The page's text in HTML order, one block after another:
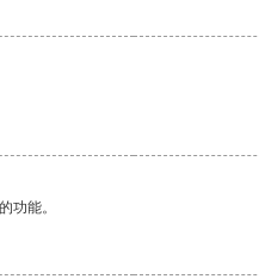
功能。